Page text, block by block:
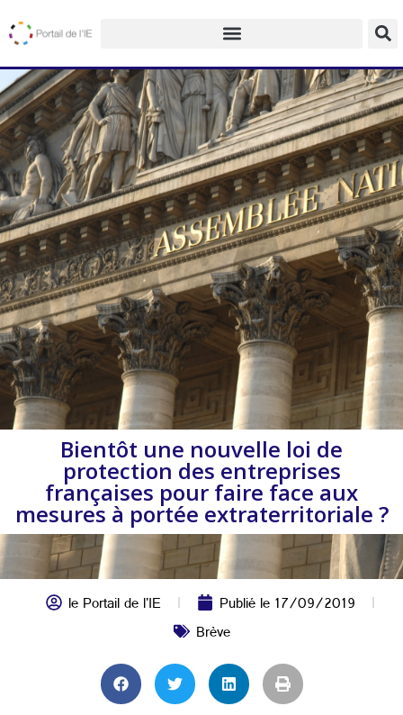
Bientôt une nouvelle loi de
protection des entreprises
françaises pour faire face aux
mesures à portée extraterritoriale ?
le Portail de l'IE Publié le17/09/2019
Brève